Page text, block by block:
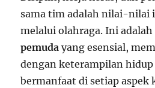
sama tim adalah nilai-nilai
melalui olahraga. Ini adalah
pemuda yang esensial,
dengan keterampilan hidup
bermanfaat di setiap aspek